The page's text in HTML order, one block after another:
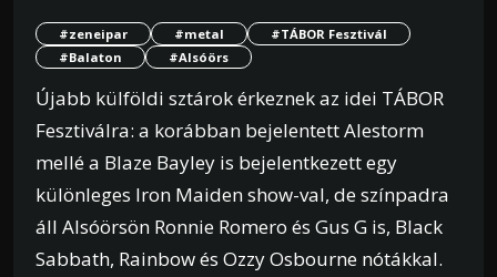
#zeneipar #metal
#TÁBOR Fesztivál
#Balaton
#Alsóörs
Újabb külföldi sztárok érkeznek az idei TÁBOR
Fesztiválra: a korábban bejelentett Alestorm
mellé a Blaze Bayley is bejelentkezett egy
különleges Iron Maiden show-val, de színpadra
áll Alsóörsön Ronnie Romero és Gus G is, Black
Sabbath, Rainbow és Ozzy Osbourne nótákkal.